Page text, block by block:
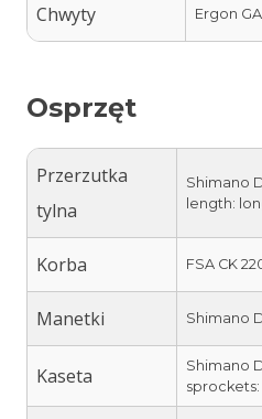
Chwyty Ergon
Osprzęt
Przerzutka
tylna
Shimano
length:
Korba FSA CK
Manetki Shimano
Kaseta
Shimano
sprockets: